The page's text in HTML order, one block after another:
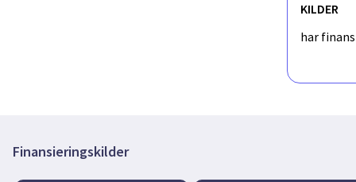
KILDER
har
Finansieringskilder